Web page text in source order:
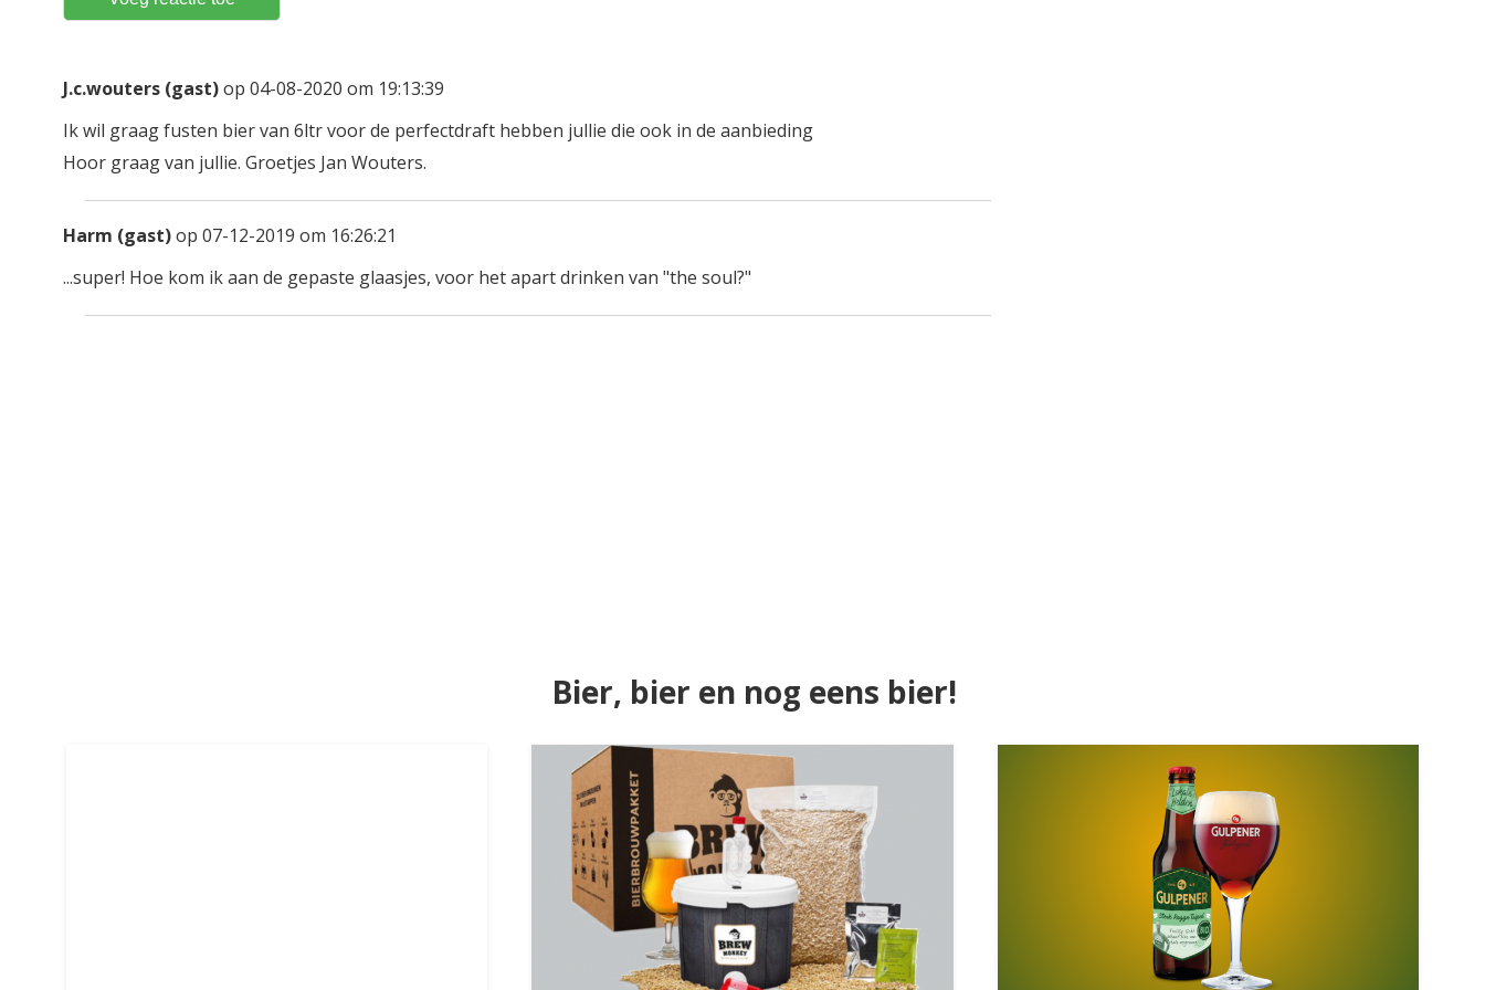
J.c.wouters (gast)op 04-08-2020 om 19:13:39
Ik wil graag fusten bier van 6ltr voor de perfectdraft hebben jullie die ook in de aanbieding
Hoor graag van jullie. Groetjes Jan Wouters.
Harm (gast)op 07-12-2019 om 16:26:21
...super! Hoe kom ik aan de gepaste glaasjes, voor het apart drinken van "the soul?"
Bier, bier en nog eens bier!